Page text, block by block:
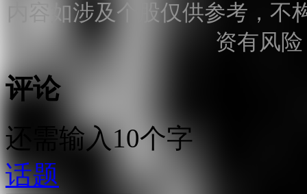
内容如涉及个股仅供参考，
资有风
评论
还需输入10个字
话题